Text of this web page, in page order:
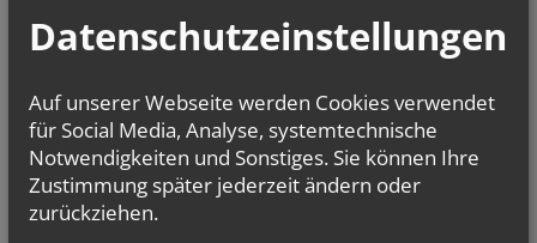
Datenschutzeinstellungen
Auf unserer Webseite werden Cookies verwendet
für Social Media, Analyse, systemtechnische
Notwendigkeiten und Sonstiges. Sie können Ihre
Zustimmung später jederzeit ändern oder
zurückziehen.